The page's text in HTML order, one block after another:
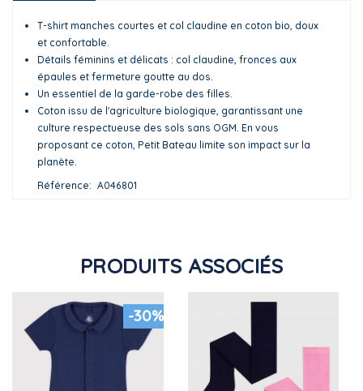
T-shirt manches courtes et col claudine en coton bio, doux
et confortable.
Détails féminins et délicats : col claudine, fronces aux
épaules et fermeture goutte au dos.
Un essentiel de la garde-robe des filles.
Coton issu de l'agriculture biologique, garantissant une
culture respectueuse des sols sans OGM. En vous
proposant ce coton, Petit Bateau limite son impact sur la
planète.
Référence
A046801
PRODUITS ASSOCIÉS
-30%